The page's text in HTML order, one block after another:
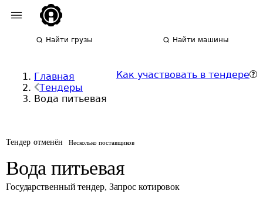
Найти грузы Найти машины
Главная
Тендеры
Вода питьевая
Как участвовать в тендере
Тендер отменён Несколько поставщиков
Вода питьевая
Государственный тендер, Запрос котировок